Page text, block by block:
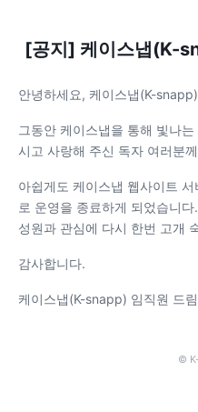
[공지] 케이스냅(K-
안녕하세요, 케이스냅(K-
그동안 케이스냅을 통해 빛나
시고 사랑해 주신 독자 여러분
아쉽게도 케이스냅 웹사이트
로 운영을 종료하게 되었습니
성원과 관심에 다시 한번 고개
감사합니다.
케이스냅(K-snapp) 임직원 드림
©